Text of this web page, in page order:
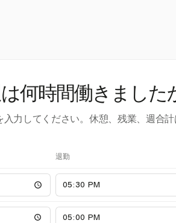
何時間働きました
力してください。休憩、残業、週合計
退勤